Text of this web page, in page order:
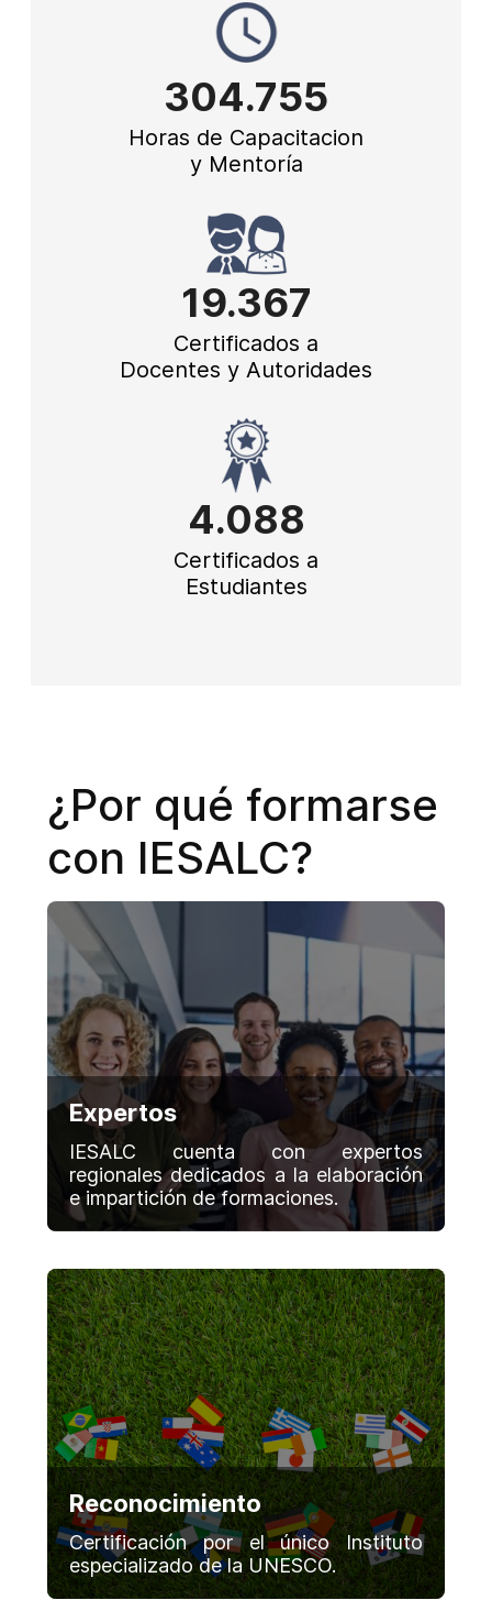
304.755
Horas de Capacitacion
y Mentoría
19.367
Certificados a
Docentes y Autoridades
4.088
Certificados a
Estudiantes
¿Por qué formarse
con IESALC?
Expertos
IESALC cuenta con expertos
regionales dedicados a la elaboración
e impartición de formaciones.
Reconocimiento
Certificación por el único Instituto
especializado de la UNESCO.